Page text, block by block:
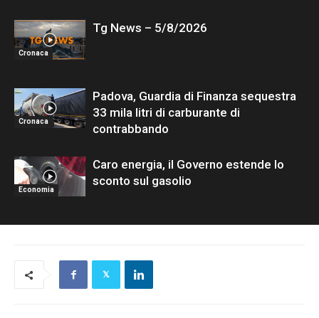
Cronaca
Tg News – 5/8/2026
Cronaca
Padova, Guardia di Finanza sequestra
33 mila litri di carburante di
contrabbando
Economia
Caro energia, il Governo estende lo
sconto sul gasolio